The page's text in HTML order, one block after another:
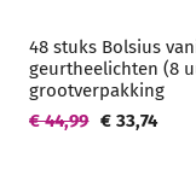
48 stuks Bolsius
geurtheelichten (8
grootverpakking
€ 33,74
€ 44,99